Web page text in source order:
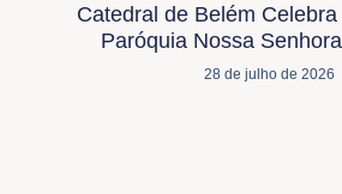
Catedral de Belém
Paróquia Nossa
28 de julho de 2026